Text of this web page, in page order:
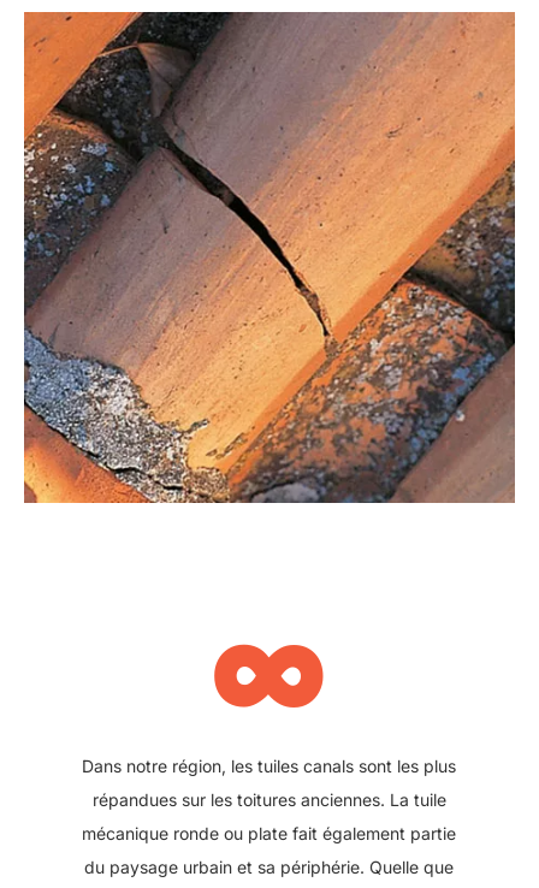
∞
plus récemment et que des plaques sous tuile
aient été posées. Nous pouvons également
intervenir sur ce type de toiture, pour réparer
ou changer une plaque abîmée. Ce type de